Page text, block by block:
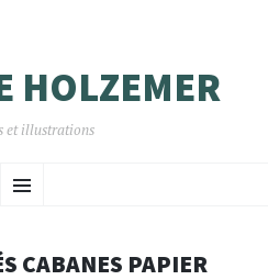
HOLZEMER
et illustrations
Menu
AU
CABANES PAPIER